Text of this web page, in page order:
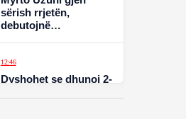
sërish rrjetën,
debutojnë
12:46
Dyshohet se dhunoi 2-